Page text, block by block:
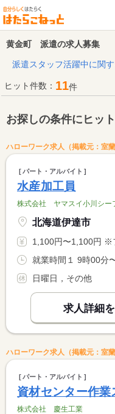
黄金町 派遣の求人募集
派遣スタッフ活躍中に関
ヒット件数： 11件
お探しの条件にヒッ
ハローワーク求人（掲載元：室
パート・アルバイト
水産加工員
株式会社 ヤマスイ小川シー
北海道伊達市
1,100円〜1,100円 ※フルタイム求人の場
日曜日，その他
求人詳細
ハローワーク求人（掲載元：室
パート・アルバイト
資材センター作
株式会社 慶生工業